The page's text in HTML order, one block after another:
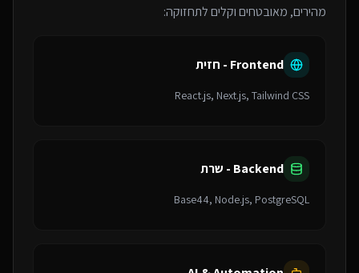
מהירים, מאובטחים וקלים לתחזוקה:
Frontend - חזית
React.js, Next.js, Tailwind CSS
Backend - שרת
Base44, Node.js, PostgreSQL